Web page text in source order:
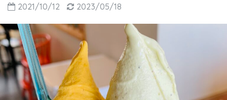
2021/10/12 2023/05/18